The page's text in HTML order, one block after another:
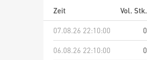
Zeit Vol. Stk.
07.08.26 22:10:00
0
06.08.26 22:10:00
0